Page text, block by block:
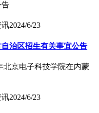
告
讯2024/6/23
治区招生有关事宜公告
北京电子科技学院在内蒙
讯2024/6/23